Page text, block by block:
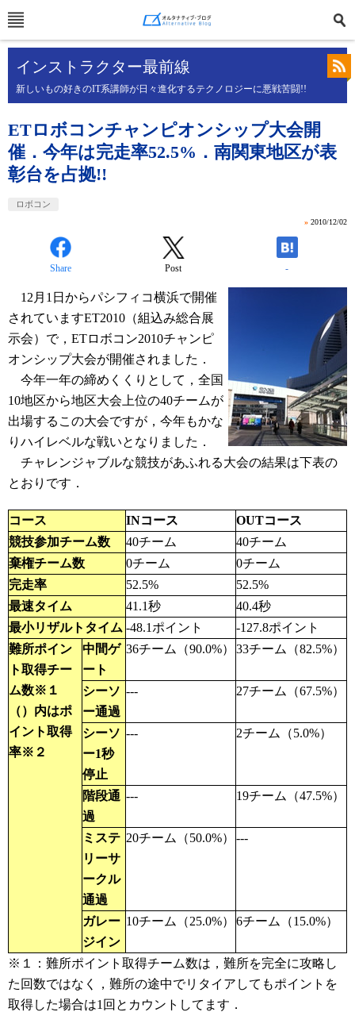
インストラクター最前線
新しいもの好きのIT系講師が日々進化するテクノロジーに悪戦苦闘!!
ETロボコンチャンピオンシップ大会開
催．今年は完走率52.5%．南関東地区が表
彰台を占拠!!
ロボコン
» 2010/12/02
Share Post -
12月1日からパシフィコ横浜で開催
されていますET2010（組込み総合展
示会）で，ETロボコン2010チャンピ
オンシップ大会が開催されました．
今年一年の締めくくりとして，全国
10地区から地区大会上位の40チームが
出場するこの大会ですが，今年もかな
りハイレベルな戦いとなりました．
チャレンジャブルな競技があふれる大会の結果は下表の
とおりです．
コース INコース
OUTコース
競技参加チーム数
40チーム
40チーム
棄権チーム数
0チーム
0チーム
完走率
52.5%
52.5%
最速タイム
41.1秒
40.4秒
最小リザルトタイム -48.1ポイント
-127.8ポイント
難所ポイン
ト取得チー
ム数※１
（）内はポ
イント取得
率※２
中間ゲ
ート
36チーム（90.0%） 33チーム（82.5%）
シーソ
ー通過
--- 27チーム（67.5%）
シーソ
ー1秒
停止
--- 2チーム（5.0%）
階段通
過
--- 19チーム（47.5%）
ミステ
リーサ
ークル
通過
20チーム（50.0%） ---
ガレー
ジイン
10チーム（25.0%） 6チーム（15.0%）
※１：難所ポイント取得チーム数は，難所を完全に攻略し
た回数ではなく，難所の途中でリタイアしてもポイントを
取得した場合は1回とカウントしてます．